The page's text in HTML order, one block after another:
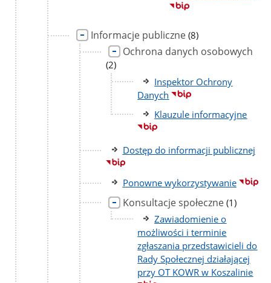
Informacje publiczne liczba
podstron
(8)
Ochrona danych osobowych
(2)
Inspektor Ochrony
Danych
Klauzule informacyjne
Dostęp do informacji publicznej
Ponowne wykorzystywanie
Konsultacje społeczne liczba
(1)
Zawiadomienie o
możliwości i terminie
zgłaszania przedstawicieli do
Rady Społecznej działającej
przy OT KOWR w Koszalinie